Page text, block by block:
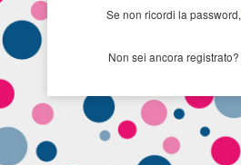
Se non ricordi la password,
Non sei ancora registrato?